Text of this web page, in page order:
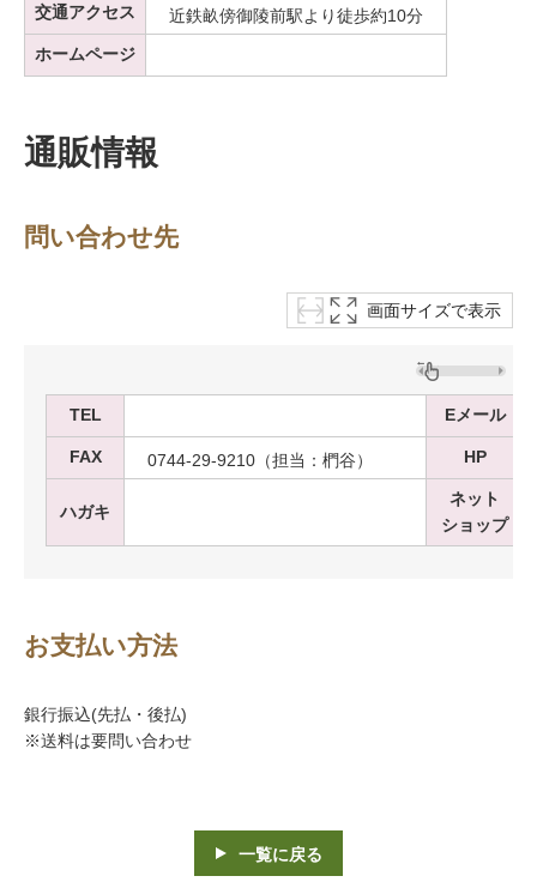
交通アクセス
近鉄畝傍御陵前駅より徒歩約10分
ホームページ
通販情報
問い合わせ先
画面サイズで表示
TEL Eメール
FAX 0744-29-9210（担当：椚谷） HP
ハガキ
ネット
ショップ
お支払い方法
銀行振込(先払・後払)
※送料は要問い合わせ
一覧に戻る